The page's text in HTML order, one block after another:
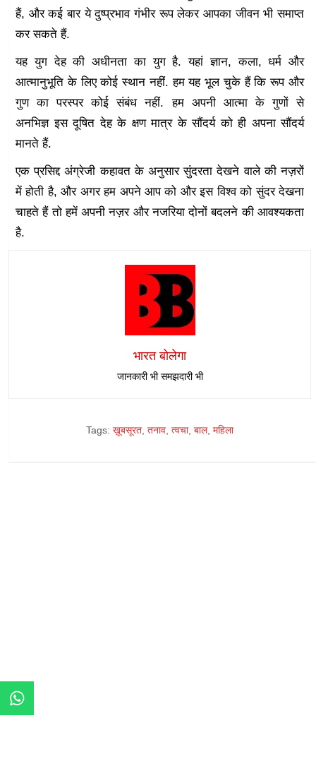
हैं, और कई बार ये दुष्प्रभाव गंभीर रूप लेकर आपका जीवन भी समाप्त
कर सकते हैं.
यह युग देह की अधीनता का युग है. यहां ज्ञान, कला, धर्म और
आत्मानुभूति के लिए कोई स्थान नहीं. हम यह भूल चुके हैं कि रूप और
गुण का परस्पर कोई संबंध नहीं. हम अपनी आत्मा के गुणों से
अनभिज्ञ इस दूषित देह के क्षण मात्र के सौंदर्य को ही अपना सौंदर्य
मानते हैं.
एक प्रसिद्द अंग्रेजी कहावत के अनुसार सुंदरता देखने वाले की नज़रों
में होती है, और अगर हम अपने आप को और इस विश्व को सुंदर देखना
चाहते हैं तो हमें अपनी नज़र और नजरिया दोनों बदलने की आवश्यकता
है.
भारत बोलेगा
जानकारी भी समझदारी भी
Tags: ख़ूबसूरत तनाव त्वचा, बाल, महिला